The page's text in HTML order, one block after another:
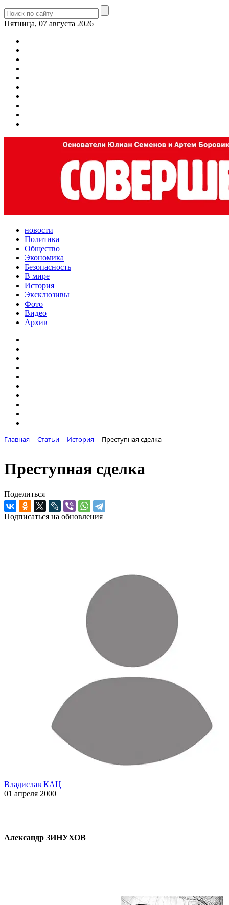
Пятница, 07 августа 2026
новости
Политика
Общество
Экономика
Безопасность
В мире
История
Эксклюзивы
Фото
Видео
Архив
Главная Статьи История Преступная сделка
Преступная сделка
Поделиться
Подписаться на обновления
Владислав КАЦ
01 апреля 2000
Александр ЗИНУХОВ